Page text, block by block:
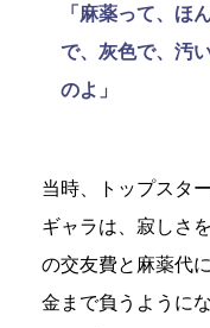
「麻薬って、ほ
で、灰色で、汚
のよ」
当時、トップスタ
ギャラは、寂しさ
の交友費と麻薬代
金まで負うように